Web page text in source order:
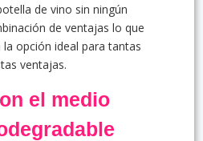
de vino sin ningún
de ventajas lo que
opción ideal para tantas
ventajas.
el medio